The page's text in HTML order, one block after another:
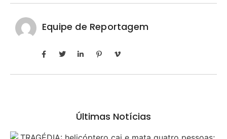
Equipe de Reportagem
Últimas Notícias